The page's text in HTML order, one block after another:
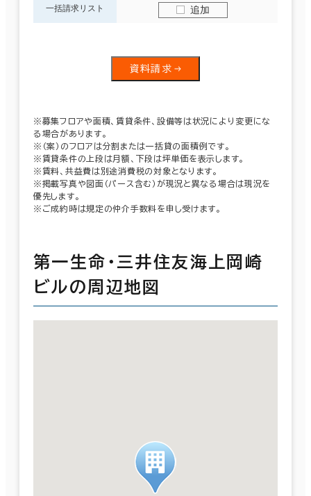
一括請求リスト 追加
資料請求
※募集フロアや面積、賃貸条件、設備等は状況により変更にな
る場合があります。
※（案）のフロアは分割または一括貸の面積例です。
※賃貸条件の上段は月額、下段は坪単価を表示します。
※賃料、共益費は別途消費税の対象となります。
※掲載写真や図面（パース含む）が現況と異なる場合は現況を
優先します。
※ご成約時は規定の仲介手数料を申し受けます。
第一生命・三井住友海上岡崎
ビルの周辺地図